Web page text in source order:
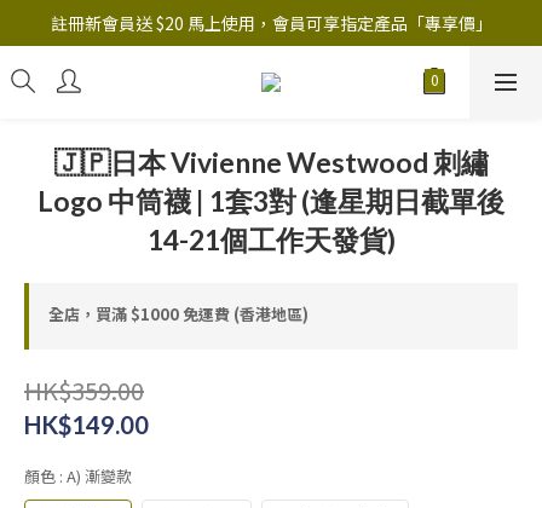
註冊新會員送 $20 馬上使用，會員可享指定產品「​專享價」
註冊新會員送 $20 馬上使用，會員可享指定產品「​專享價」
B.Y.O.B Mask Collection 任選優惠: 4件9折
🇯🇵日本 Vivienne Westwood 刺繡
Logo 中筒襪 | 1套3對 (逢星期日截單後
14-21個工作天發貨)
全店，買滿 $1000 免運費 (香港地區)
HK$359.00
HK$149.00
顏色 : A) 漸變款